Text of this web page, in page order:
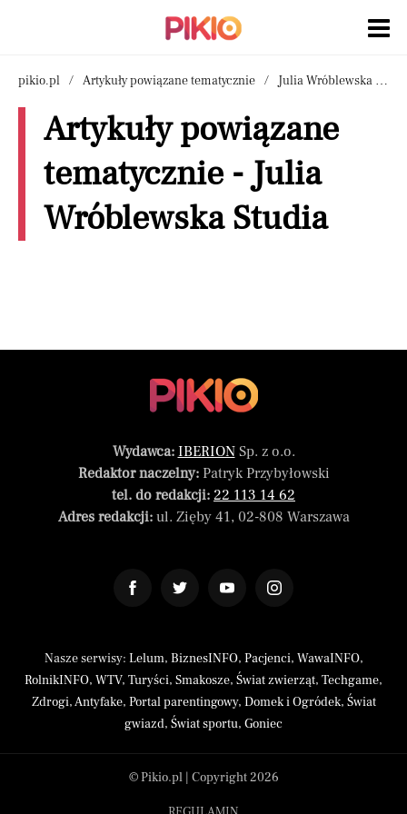
pikio.pl Artykuły powiązane tematycznie Julia Wróblewska Studia
Artykuły powiązane
tematycznie - Julia
Wróblewska Studia
Wydawca: IBERIONSp. z o.o.
Redaktor naczelny:Patryk Przybyłowski
tel. do redakcji: 22 113 14 62
Adres redakcji:ul. Zięby 41, 02-808 Warszawa
Nasze serwisy: Lelum, BiznesINFO, Pacjenci, WawaINFO,
RolnikINFO, WTV, Turyści, Smakosze, Świat zwierząt, Techgame,
Zdrogi,Antyfake, Portal parentingowy, Domek i Ogródek, Świat
gwiazd, Świat sportu, Goniec
© Pikio.pl | Copyright 2026